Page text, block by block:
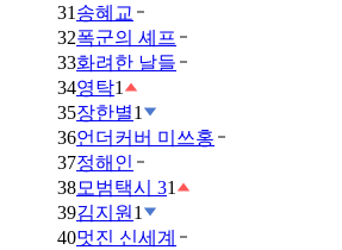
31 송혜교
32폭군의 셰프
33화려한 날들
34영탁1
35장한별1
36언더커버 미쓰홍
37정해인
38모범택시 31
39김지원 1
40멋진 신세계